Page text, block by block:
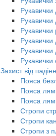
Рукавички
Рукавички
Рукавички
Рукавички
Рукавички
Захист від
Пояса
Пояса
Пояса
Стропи
Стропи
Стропи з